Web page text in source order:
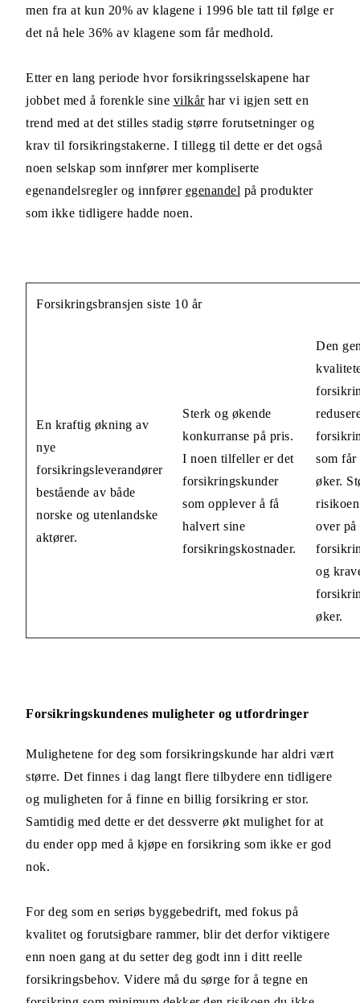
men fra at kun 20% av klagene i 1996 ble tatt til følge er
det nå hele 36% av klagene som får medhold.
Etter en lang periode hvor forsikringsselskapene har
jobbet med å forenkle sine vilkårhar vi igjen sett en
trend med at det stilles stadig større forutsetninger og
krav til forsikringstakerne. I tillegg til dette er det også
noen selskap som innfører mer kompliserte
egenandelsregler og innfører egenandel på produkter
som ikke tidligere hadde noen.
Forsikringsbransjen siste 10 år
En kraftig økning av
nye
forsikringsleverandører
bestående av både
norske og utenlandske
aktører.
Sterk og økende
konkurranse på pris.
I noen tilfeller er det
forsikringskunder
som opplever å få
halvert sine
forsikringskostnader.
Den
som får
øker.
over på
og
øker.
Forsikringskundenes muligheter og utfordringer
Mulighetene for deg som forsikringskunde har aldri vært
større. Det finnes i dag langt flere tilbydere enn tidligere
og muligheten for å finne en billig forsikring er stor.
Samtidig med dette er det dessverre økt mulighet for at
du ender opp med å kjøpe en forsikring som ikke er god
nok.
For deg som en seriøs byggebedrift, med fokus på
kvalitet og forutsigbare rammer, blir det derfor viktigere
enn noen gang at du setter deg godt inn i ditt reelle
forsikringsbehov. Videre må du sørge for å tegne en